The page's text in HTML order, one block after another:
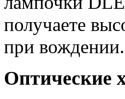
получаете
при вождении.
Оптические